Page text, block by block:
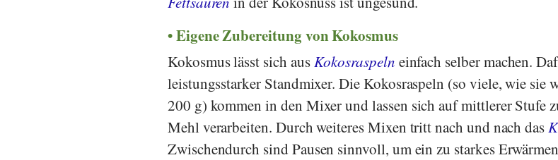
Eigene Zubereitung von Kokosmus
Kokosmus lässt sich ausKokosraspeln einfach selber machen.
leistungsstarker Standmixer. Die Kokosraspeln (so viele, wie sie
200 g) kommen in den Mixer und lassen sich auf mittlerer Stufe
Mehl verarbeiten. Durch weiteres Mixen tritt nach und nach das
Zwischendurch sind Pausen sinnvoll, um ein zu starkes